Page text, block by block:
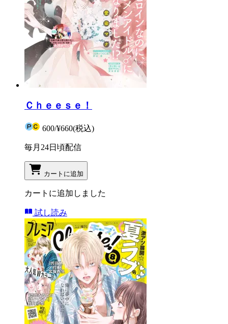
Ｃｈｅｅｓｅ！
600/¥660(税込)
毎月24日頃配信
カートに追加
カートに追加しました
試し読み